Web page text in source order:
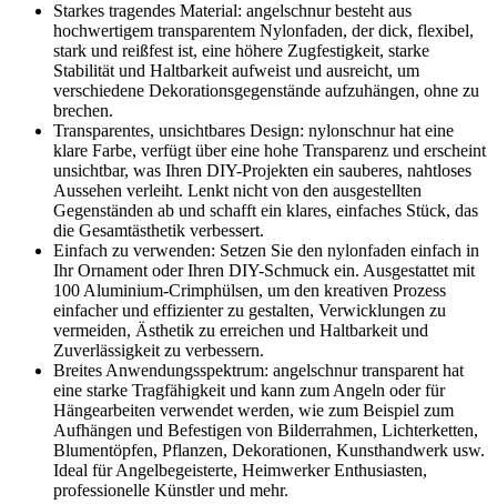
Starkes tragendes Material: angelschnur besteht aus
hochwertigem transparentem Nylonfaden, der dick, flexibel,
stark und reißfest ist, eine höhere Zugfestigkeit, starke
Stabilität und Haltbarkeit aufweist und ausreicht, um
verschiedene Dekorationsgegenstände aufzuhängen, ohne zu
brechen.
Transparentes, unsichtbares Design: nylonschnur hat eine
klare Farbe, verfügt über eine hohe Transparenz und erscheint
unsichtbar, was Ihren DIY-Projekten ein sauberes, nahtloses
Aussehen verleiht. Lenkt nicht von den ausgestellten
Gegenständen ab und schafft ein klares, einfaches Stück, das
die Gesamtästhetik verbessert.
Einfach zu verwenden: Setzen Sie den nylonfaden einfach in
Ihr Ornament oder Ihren DIY-Schmuck ein. Ausgestattet mit
100 Aluminium-Crimphülsen, um den kreativen Prozess
einfacher und effizienter zu gestalten, Verwicklungen zu
vermeiden, Ästhetik zu erreichen und Haltbarkeit und
Zuverlässigkeit zu verbessern.
Breites Anwendungsspektrum: angelschnur transparent hat
eine starke Tragfähigkeit und kann zum Angeln oder für
Hängearbeiten verwendet werden, wie zum Beispiel zum
Aufhängen und Befestigen von Bilderrahmen, Lichterketten,
Blumentöpfen, Pflanzen, Dekorationen, Kunsthandwerk usw.
Ideal für Angelbegeisterte, Heimwerker Enthusiasten,
professionelle Künstler und mehr.